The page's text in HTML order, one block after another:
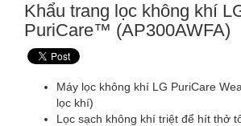
Khẩu trang lọc không khí
PuriCare™ (AP300AWFA)
Máy lọc không khí LG PuriCare
lọc khí)
Lọc sạch không khí triệt để hít thở